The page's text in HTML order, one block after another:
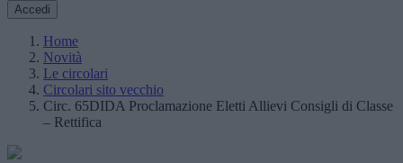
Accedi
Home
Novità
Le circolari
Circolari sito vecchio
Circ. 65DIDA Proclamazione Eletti Allievi Consigli di Classe
– Rettifica